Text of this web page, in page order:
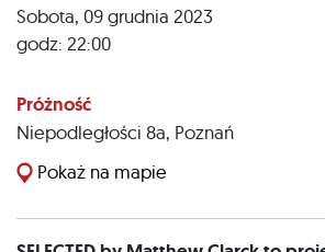
Sobota, 09 grudnia 2023
godz: 22:00
Próżność
Niepodległości 8a, Poznań
Pokaż na mapie